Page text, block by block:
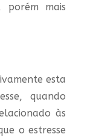
porém mais
esta
quando
às
o estresse